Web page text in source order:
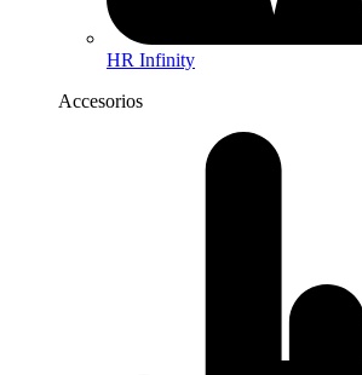
HR Infinity
Accesorios